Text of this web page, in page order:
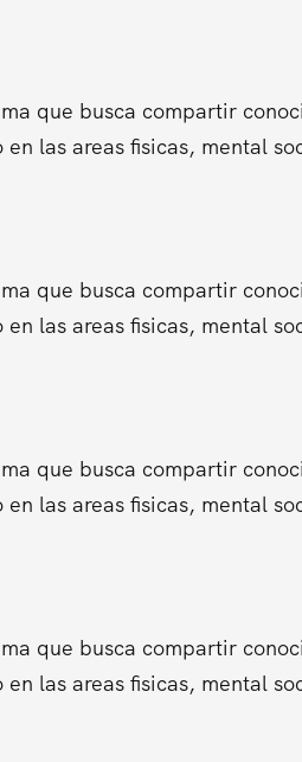
que busca compartir
las areas fisicas, mental
que busca compartir
las areas fisicas, mental
que busca compartir
las areas fisicas, mental
que busca compartir
las areas fisicas, mental